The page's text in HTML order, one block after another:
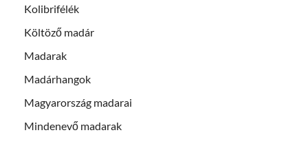
Kolibrifélék
Költöző madár
Madarak
Madárhangok
Magyarország madarai
Mindenevő madarak